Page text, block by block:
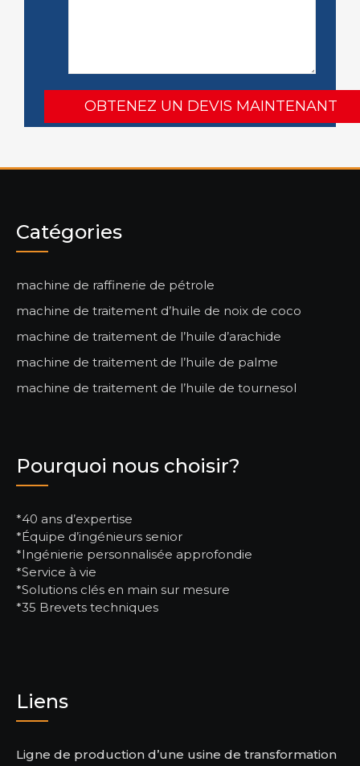
Catégories
machine de raffinerie de pétrole
machine de traitement d’huile de noix de coco
machine de traitement de l’huile d’arachide
machine de traitement de l’huile de palme
machine de traitement de l’huile de tournesol
Pourquoi nous choisir?
*40 ans d’expertise
*Équipe d’ingénieurs senior
*Ingénierie personnalisée approfondie
*Service à vie
*Solutions clés en main sur mesure
*35 Brevets techniques
Liens
Ligne de production d’une usine de transformation